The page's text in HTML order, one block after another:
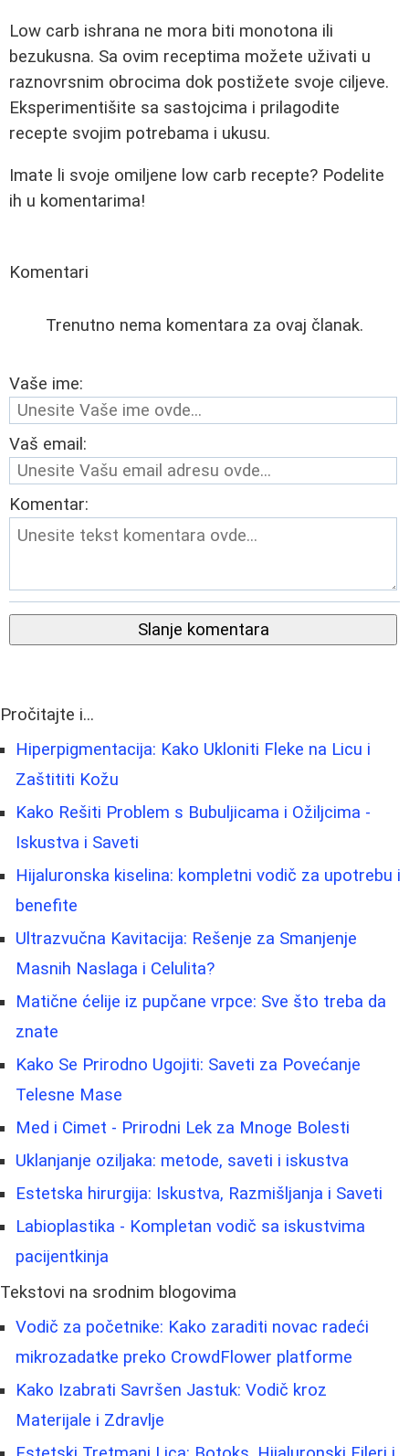
Low carb ishrana ne mora biti monotona ili
bezukusna. Sa ovim receptima možete uživati u
raznovrsnim obrocima dok postižete svoje ciljeve.
Eksperimentišite sa sastojcima i prilagodite
recepte svojim potrebama i ukusu.
Imate li svoje omiljene low carb recepte? Podelite
ih u komentarima!
Komentari
Trenutno nema komentara za ovaj članak.
Vaše ime:
Vaš email:
Komentar:
Slanje komentara
Pročitajte i...
Hiperpigmentacija: Kako Ukloniti Fleke na Licu i
Zaštititi Kožu
Kako Rešiti Problem s Bubuljicama i Ožiljcima -
Iskustva i Saveti
Hijaluronska kiselina: kompletni vodič za upotrebu i
benefite
Ultrazvučna Kavitacija: Rešenje za Smanjenje
Masnih Naslaga i Celulita?
Matične ćelije iz pupčane vrpce: Sve što treba da
znate
Kako Se Prirodno Ugojiti: Saveti za Povećanje
Telesne Mase
Med i Cimet - Prirodni Lek za Mnoge Bolesti
Uklanjanje oziljaka: metode, saveti i iskustva
Estetska hirurgija: Iskustva, Razmišljanja i Saveti
Labioplastika - Kompletan vodič sa iskustvima
pacijentkinja
Tekstovi na srodnim blogovima
Vodič za početnike: Kako zaraditi novac radeći
mikrozadatke preko CrowdFlower platforme
Kako Izabrati Savršen Jastuk: Vodič kroz
Materijale i Zdravlje